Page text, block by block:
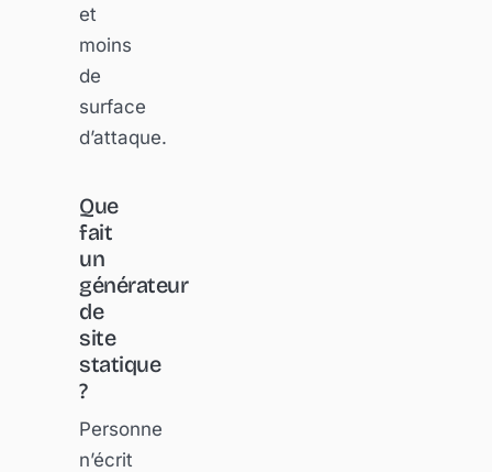
et
moins
de
surface
d’attaque.
Que
fait
un
générateur
de
site
statique
?
Personne
n’écrit